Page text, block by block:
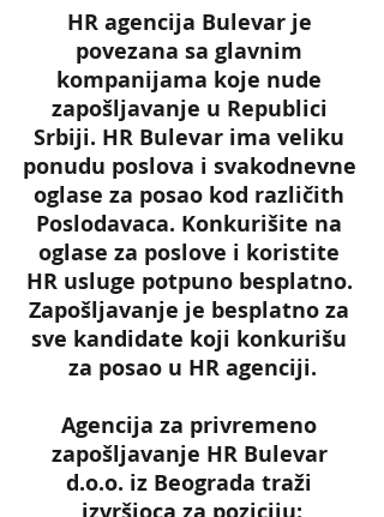
HR agencija Bulevar je
povezana sa glavnim
kompanijama koje nude
zapošljavanje u Republici
Srbiji. HR Bulevar ima veliku
ponudu poslova i svakodnevne
oglase za posao kod različith
Poslodavaca. Konkurišite na
oglase za poslove i koristite
HR usluge potpuno besplatno.
Zapošljavanje je besplatno za
sve kandidate koji konkurišu
za posao u HR agenciji.
Agencija za privremeno
zapošljavanje HR Bulevar
d.o.o. iz Beograda traži